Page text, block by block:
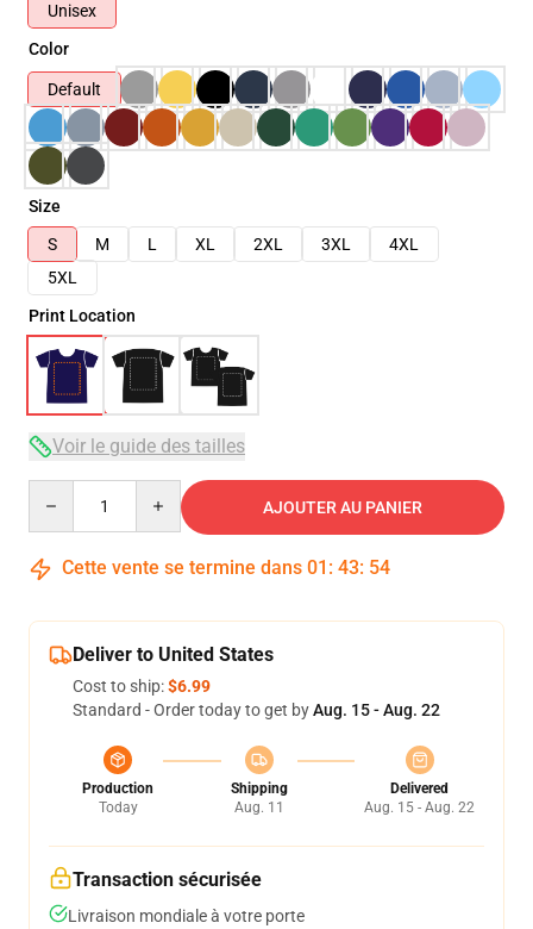
Unisex
Color
Default
Size
S
M L XL 2XL 3XL
4XL
5XL
Print Location
Voir le guide des tailles
AJOUTER AU PANIER
Cette vente se termine dans 01 : 43: 53
Deliver to United States
Cost to ship:$6.99
Standard - Order today to get byAug. 15 - Aug. 22
Production
Today
Shipping
Aug. 11
Delivered
Aug. 15 - Aug. 22
Transaction sécurisée
Livraison mondiale à votre porte